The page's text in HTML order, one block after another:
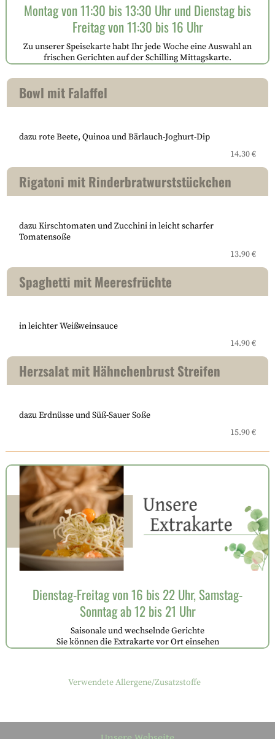
Montag von 11:30 bis 13:30 Uhr und Dienstag bis
Freitag von 11:30 bis 16 Uhr
Zu unserer Speisekarte habt Ihr jede Woche eine Auswahl an
frischen Gerichten auf der Schilling Mittagskarte.
Bowl mit Falaffel
dazu rote Beete, Quinoa und Bärlauch-Joghurt-Dip
14.30 €
Rigatoni mit Rinderbratwurststückchen
dazu Kirschtomaten und Zucchini in leicht scharfer
Tomatensoße
13.90 €
Spaghetti mit Meeresfrüchte
in leichter Weißweinsauce
14.90 €
Herzsalat mit Hähnchenbrust Streifen
dazu Erdnüsse und Süß-Sauer Soße
15.90 €
Dienstag-Freitag von 16 bis 22 Uhr, Samstag-
Sonntag ab 12 bis 21 Uhr
Saisonale und wechselnde Gerichte
Sie können die Extrakarte vor Ort einsehen
Verwendete Allergene/Zusatzstoffe